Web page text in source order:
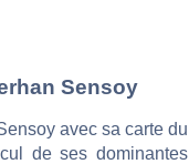
Sensoy
avec sa carte du
de ses dominantes